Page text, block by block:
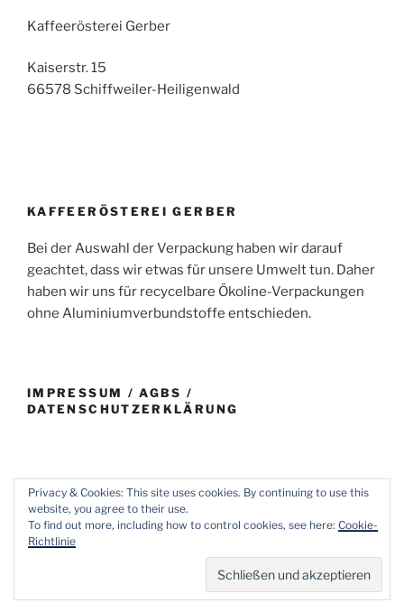
Kaffeerösterei Gerber
Kaiserstr. 15
66578 Schiffweiler-Heiligenwald
KAFFEERÖSTEREI GERBER
Bei der Auswahl der Verpackung haben wir darauf
geachtet, dass wir etwas für unsere Umwelt tun. Daher
haben wir uns für recycelbare Ökoline-Verpackungen
ohne Aluminiumverbundstoffe entschieden.
IMPRESSUM / AGBS /
DATENSCHUTZERKLÄRUNG
E-
Mail
Impressum
Mit Stolz präsentiert von WordPress
Privacy & Cookies: This site uses cookies. By continuing to use this
website, you agree to their use.
To find out more, including how to control cookies, see here: Cookie-
Richtlinie